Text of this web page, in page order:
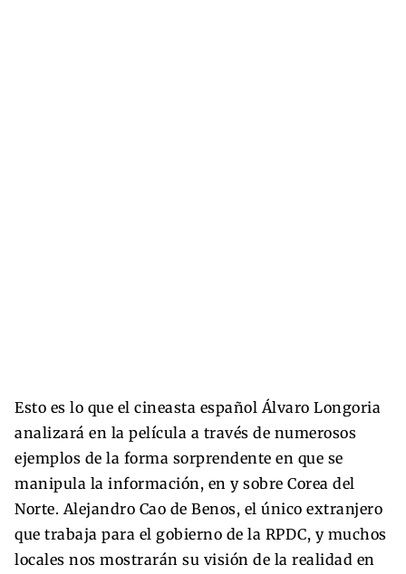
Esto es lo que el cineasta español Álvaro Longoria
analizará en la película a través de numerosos
ejemplos de la forma sorprendente en que se
manipula la información, en y sobre Corea del
Norte. Alejandro Cao de Benos, el único extranjero
que trabaja para el gobierno de la RPDC, y muchos
locales nos mostrarán su visión de la realidad en